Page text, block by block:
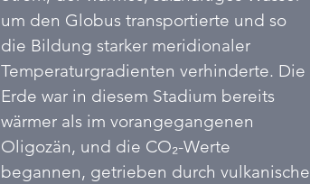
um den Globus transportierte und so
die Bildung starker meridionaler
Temperaturgradienten verhinderte. Die
Erde war in diesem Stadium bereits
wärmer als im vorangegangenen
Oligozän, und die CO₂-Werte
begannen, getrieben durch vulkanische